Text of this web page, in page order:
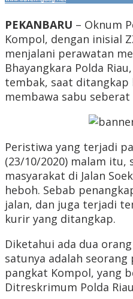
PEKANBARU – Oknum
Kompol, dengan inisial
menjalani perawatan
Bhayangkara Polda
tembak, saat ditangkap
membawa sabu
Peristiwa yang terjadi
(23/10/2020) malam
masyarakat di Jalan
heboh. Sebab
jalan, dan juga terjadi
kurir yang ditangkap.
Diketahui ada dua
satunya adalah
pangkat Kompol, yang
Ditreskrimum Polda